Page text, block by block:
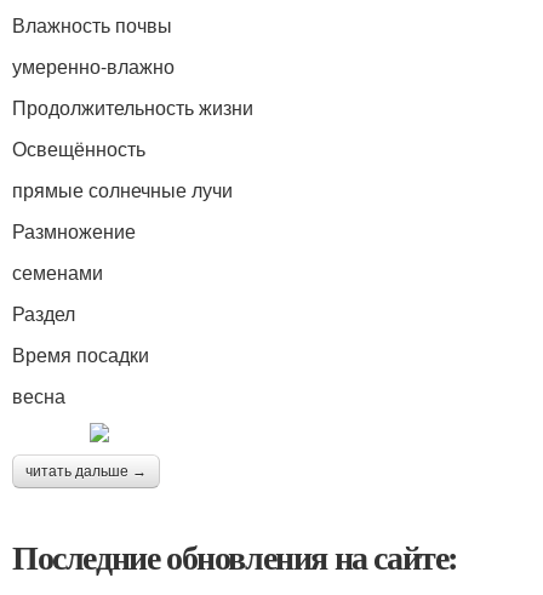
Влажность почвы
умеренно-влажно
Продолжительность жизни
Освещённость
прямые солнечные лучи
Размножение
семенами
Раздел
Время посадки
весна
читать дальше →
Последние обновления на сайте: